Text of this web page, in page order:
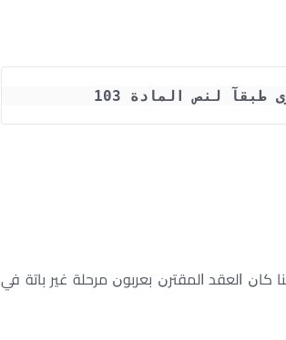
لنص المادة 103
ﻛﺎﻥ ﺍﻟﻌﻘﺪ ﺍﻟﻤﻘﺘﺮﻥ ﺑﻌﺮﺑﻮﻥ ﻣﺮﺣﻠﺔ ﻏﻴﺮ ﺑﺎﺗﺔ ﻓﻲ